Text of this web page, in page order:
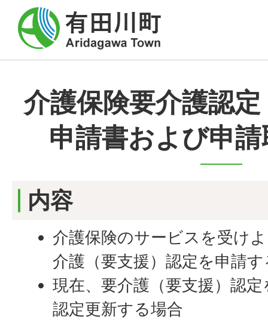
介護保険要介護認
申請書および申
内容
介護保険のサービスを受け
介護（要支援）認定を申請
現在、要介護（要支援）認
認定更新する場合